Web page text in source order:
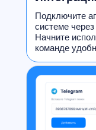
Подключите
системе
Начните
команде